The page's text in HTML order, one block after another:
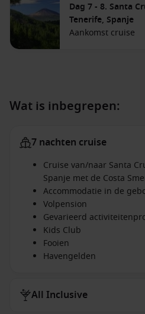
Dag 7 - 8. Santa
Tenerife, Spanje
Aankomst cruise
Wat is inbegrepen:
7 nachten cruise
Cruise van/naar Santa
Spanje met de Costa
Accommodatie in de
Volpension
Gevarieerd
Kids Club
Fooien
Havengelden
All Inclusive